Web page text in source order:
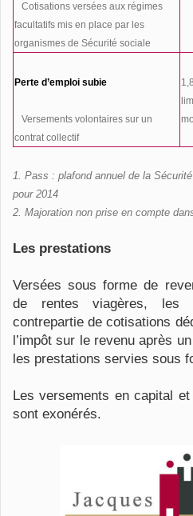
Cotisations versées aux régimes
facultatifs mis en place par les
organismes de Sécurité sociale
Perte d’emploi subie
Versements volontaires sur un
contrat collectif
1. Pass : plafond annuel de la
pour 2014
2. Majoration non prise en compte
Les prestations
Versées sous forme de
de rentes viagères, les
contrepartie de cotisations
l’impôt sur le revenu après
les prestations servies sous
Les versements en capital
sont exonérés.